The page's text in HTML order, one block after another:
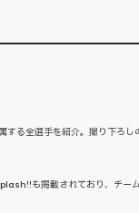
する全選手を紹介。撮り下ろし
も掲載されており、チー